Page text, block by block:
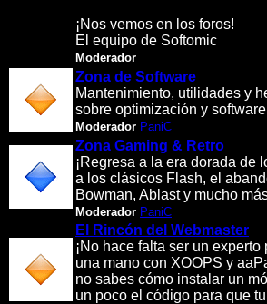
¡Nos vemos en los foros!
El equipo de Softomic
Moderador
Zona de Software
Mantenimiento, utilidades y
sobre optimización y
Moderador PaniC
Zona Gaming & Retro
¡Regresa a la era dorada de
a los clásicos Flash, el
Bowman, Ablast y mucho
Moderador PaniC
El Rincón del Webmaster
¡No hace falta ser un
una mano con XOOPS y
no sabes cómo instalar un
un poco el código para que